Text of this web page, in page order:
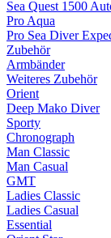
Sea Quest 1500
Pro Aqua
Pro Sea Diver
Zubehör
Armbänder
Weiteres Zubehör
Orient
Deep Mako Diver
Sporty
Chronograph
Man Classic
Man Casual
GMT
Ladies Classic
Ladies Casual
Essential